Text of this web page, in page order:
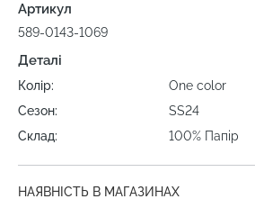
Артикул
589-0143-1069
Деталі
Колір:
One color
Сезон:
SS24
Склад:
100% Папір
НАЯВНІСТЬ В МАГАЗИНАХ